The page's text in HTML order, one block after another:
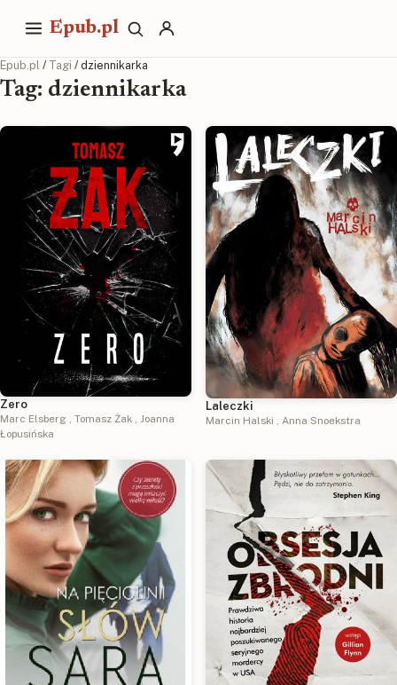
Epub.pl
Epub.pl / Tagi / dziennikarka
Tag: dziennikarka
Zero
Marc Elsberg , Tomasz Żak , Joanna
Łopusińska
Laleczki
Marcin Halski Anna Snoekstra